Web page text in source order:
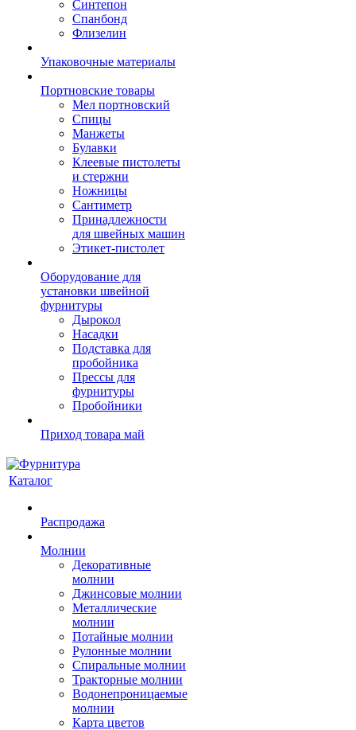
Синтепон
Спанбонд
Флизелин
Упаковочные материалы
Портновские товары
Мел портновский
Спицы
Манжеты
Булавки
Клеевые пистолеты
и стержни
Ножницы
Сантиметр
Принадлежности
для швейных машин
Этикет-пистолет
Оборудование для
установки швейной
фурнитуры
Дырокол
Насадки
Подставка для
пробойника
Прессы для
фурнитуры
Пробойники
Приход товара май
Каталог
Распродажа
Молнии
Декоративные
молнии
Джинсовые молнии
Металлические
молнии
Потайные молнии
Рулонные молнии
Спиральные молнии
Тракторные молнии
Водонепроницаемые
молнии
Карта цветов